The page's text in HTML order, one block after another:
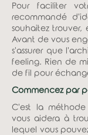
Pour faciliter
recommandé
souhaitez trouver,
Avant de vous
s'assurer que
feeling. Rien de
de fil pour
Commencez par
C'est la
vous aidera à
lequel vous